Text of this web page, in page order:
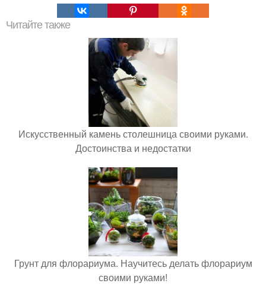
Читайте также
Искусственный камень столешница своими руками.
Достоинства и недостатки
Грунт для флорариума. Научитесь делать флорариум
своими руками!